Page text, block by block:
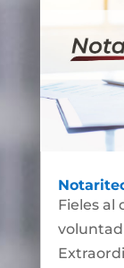
Fieles al
voluntad